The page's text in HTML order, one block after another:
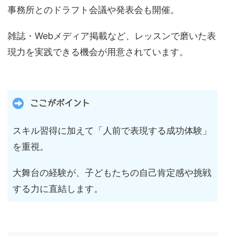
事務所とのドラフト会議や発表会も開催。
雑誌・Webメディア掲載など、レッスンで磨いた表
現力を実践できる機会が用意されています。
ここがポイント
スキル習得に加えて「人前で表現する成功体験」
を重視。
大舞台の経験が、子どもたちの自己肯定感や挑戦
する力に直結します。